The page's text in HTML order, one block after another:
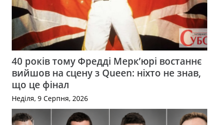
40 років тому Фредді Мерк’юрі востаннє
вийшов на сцену з Queen: ніхто не знав,
що це фінал
Неділя, 9 Серпня, 2026